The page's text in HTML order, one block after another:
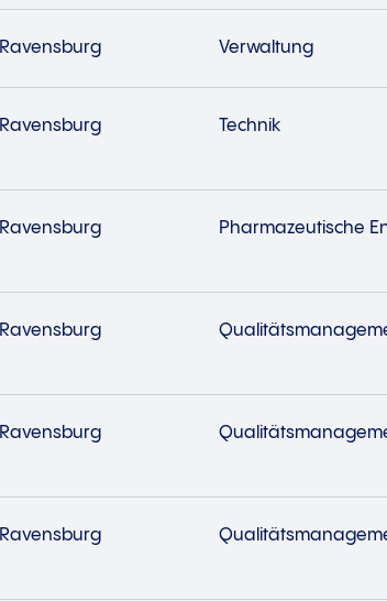
Ravensburg Verwaltung
Ravensburg Technik
Ravensburg Pharmazeutische
Ravensburg
Ravensburg
Ravensburg